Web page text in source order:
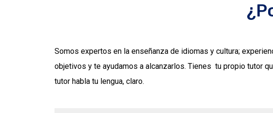
Somos expertos en la enseñanza de idiomas y cultura;
objetivos y te ayudamos a alcanzarlos. Tienes tu propio tutor
tutor habla tu lengua, claro.